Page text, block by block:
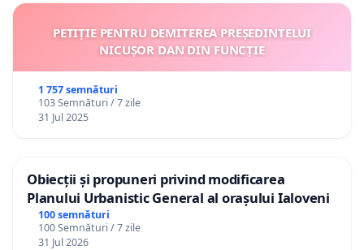
PETIȚIE PENTRU DEMITEREA PREȘEDINTELUI
NICUȘOR DAN DIN FUNCȚIE
1 757 semnături
103 Semnături / 7 zile
31 Jul 2025
Obiecții și propuneri privind modificarea
Planului Urbanistic General al orașului Ialoveni
100 semnături
100 Semnături / 7 zile
31 Jul 2026